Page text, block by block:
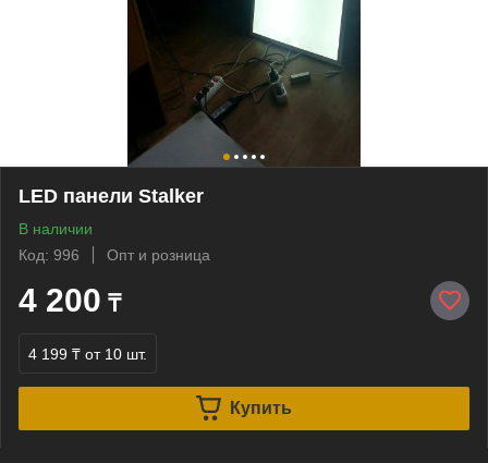
LED панели Stalker
В наличии
Код: 996
Опт и розница
4 200 ₸
4 199 ₸ от 10 шт.
Купить